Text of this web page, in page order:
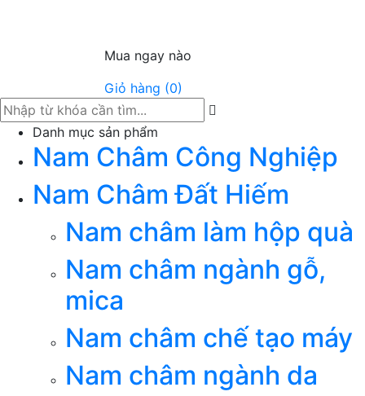
Mua ngay nào
Giỏ hàng (0)
Danh mục sản phẩm
Nam Châm Công Nghiệp
Nam Châm Đất Hiếm
Nam châm làm hộp quà
Nam châm ngành gỗ,
mica
Nam châm chế tạo máy
Nam châm ngành da